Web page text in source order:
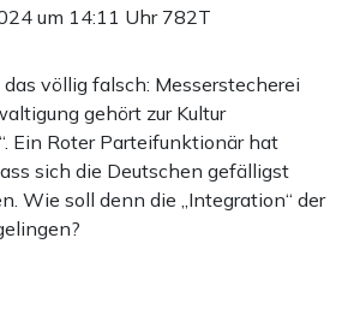
um 14:11 Uhr 782T
das völlig falsch: Messerstecherei
gehört zur Kultur
Ein Roter Parteifunktionär hat
sich die Deutschen gefälligst
Wie soll denn die „Integration“ der